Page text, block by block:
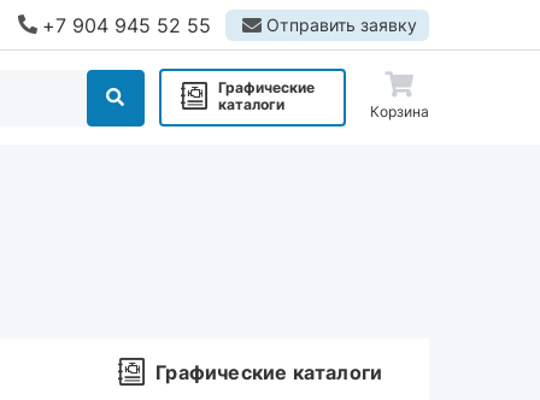
+7 904 945 52 55 Отправить заявку
Графические
каталоги
Корзина
Графические каталоги